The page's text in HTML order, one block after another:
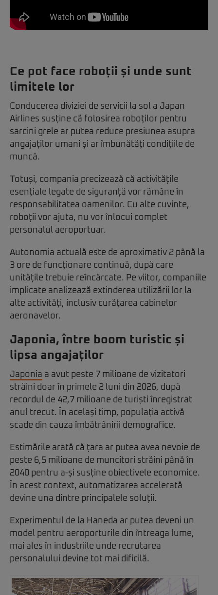
Ce pot face roboții și unde sunt
limitele lor
Conducerea diviziei de servicii la sol a Japan
Airlines susține că folosirea roboților pentru
sarcini grele ar putea reduce presiunea asupra
angajaților umani și ar îmbunătăți condițiile de
muncă.
Totuși, compania precizează că activitățile
esențiale legate de siguranță vor rămâne în
responsabilitatea oamenilor. Cu alte cuvinte,
roboții vor ajuta, nu vor înlocui complet
personalul aeroportuar.
Autonomia actuală este de aproximativ 2 până la
3 ore de funcționare continuă, după care
unitățile trebuie reîncărcate. Pe viitor, companiile
implicate analizează extinderea utilizării lor la
alte activități, inclusiv curățarea cabinelor
aeronavelor.
Japonia, între boom turistic și
lipsa angajaților
Japonia a avut peste 7 milioane de vizitatori
străini doar în primele 2 luni din 2026, după
recordul de 42,7 milioane de turiști înregistrat
anul trecut. În același timp, populația activă
scade din cauza îmbătrânirii demografice.
Estimările arată că țara ar putea avea nevoie de
peste 6,5 milioane de muncitori străini până în
2040 pentru a-și susține obiectivele economice.
În acest context, automatizarea accelerată
devine una dintre principalele soluții.
Experimentul de la Haneda ar putea deveni un
model pentru aeroporturile din întreaga lume,
mai ales în industriile unde recrutarea
personalului devine tot mai dificilă.